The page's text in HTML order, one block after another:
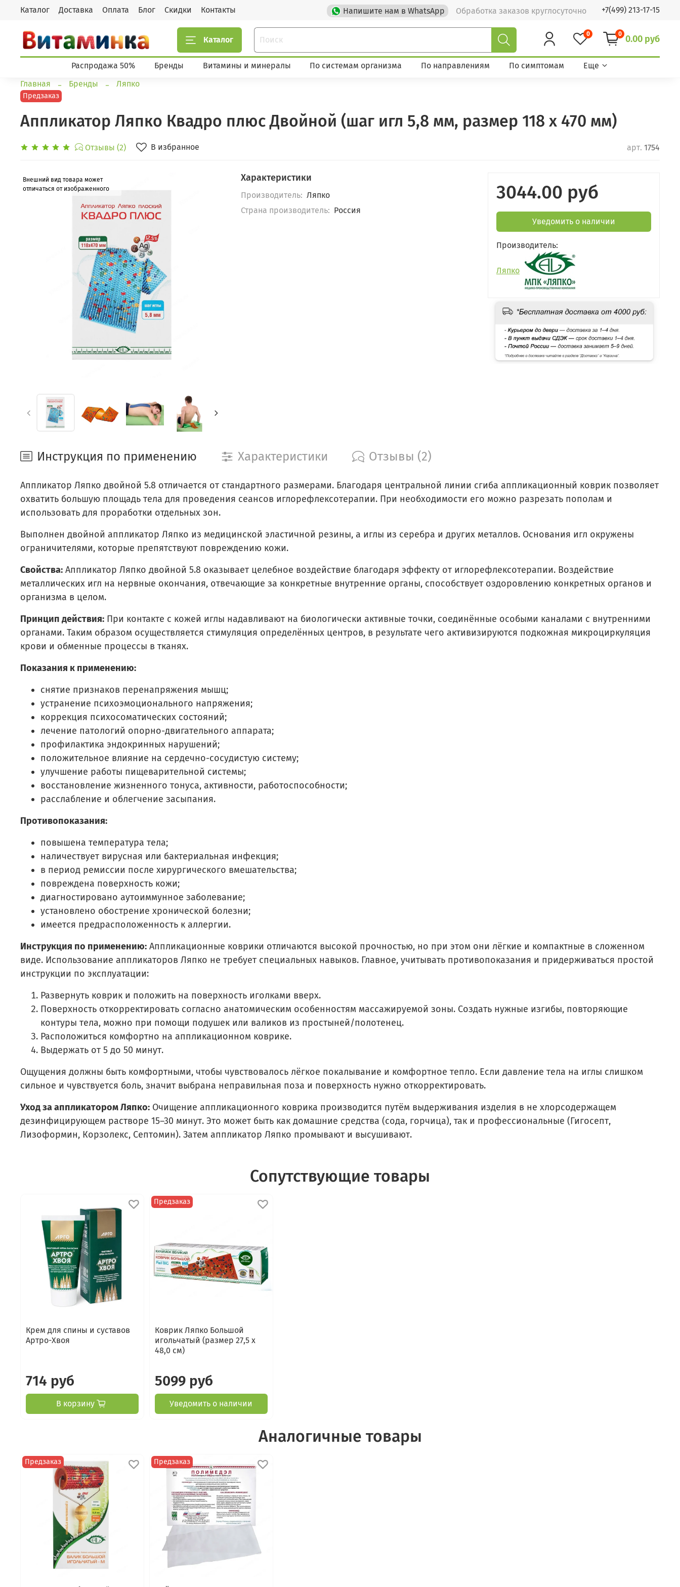
Каталог Доставка Оплата Блог Скидки Контакты Напишите нам в WhatsApp Обработка заказов круглосуточно +7(499) 213-17-15
Каталог
0 0 0.00 руб
Распродажа 50% Бренды Витамины и минералы По системам организма По направлениям По симптомам
Еще
Главная
Бренды Ляпко
Предзаказ
Аппликатор Ляпко Квадро плюс Двойной (шаг игл 5,8 мм, размер 118 х 470 мм)
Отзывы (2) В избранное арт. 1754
Внешний вид товара может
отличаться от изображенного
Характеристики
Производитель: Ляпко
Страна производитель: Россия
3044.00 руб
Уведомить о наличии
Производитель:
Ляпко
Инструкция по применению Характеристики Отзывы (2)
Аппликатор Ляпко двойной 5.8 отличается от стандартного размерами. Благодаря центральной линии сгиба аппликационный коврик позволяет
охватить большую площадь тела для проведения сеансов иглорефлексотерапии. При необходимости его можно разрезать пополам и
использовать для проработки отдельных зон.
Выполнен двойной аппликатор Ляпко из медицинской эластичной резины, а иглы из серебра и других металлов. Основания игл окружены
ограничителями, которые препятствуют повреждению кожи.
Свойства: Аппликатор Ляпко двойной 5.8 оказывает целебное воздействие благодаря эффекту от иглорефлексотерапии. Воздействие
металлических игл на нервные окончания, отвечающие за конкретные внутренние органы, способствует оздоровлению конкретных органов и
организма в целом.
Принцип действия: При контакте с кожей иглы надавливают на биологически активные точки, соединённые особыми каналами с внутренними
органами. Таким образом осуществляется стимуляция определённых центров, в результате чего активизируются подкожная микроциркуляция
крови и обменные процессы в тканях.
Показания к применению:
снятие признаков перенапряжения мышц;
устранение психоэмоционального напряжения;
коррекция психосоматических состояний;
лечение патологий опорно-двигательного аппарата;
профилактика эндокринных нарушений;
положительное влияние на сердечно-сосудистую систему;
улучшение работы пищеварительной системы;
восстановление жизненного тонуса, активности, работоспособности;
расслабление и облегчение засыпания.
Противопоказания:
повышена температура тела;
наличествует вирусная или бактериальная инфекция;
в период ремиссии после хирургического вмешательства;
повреждена поверхность кожи;
диагностировано аутоиммунное заболевание;
установлено обострение хронической болезни;
имеется предрасположенность к аллергии.
Инструкция по применению: Аппликационные коврики отличаются высокой прочностью, но при этом они лёгкие и компактные в сложенном
виде. Использование аппликаторов Ляпко не требует специальных навыков. Главное, учитывать противопоказания и придерживаться простой
инструкции по эксплуатации:
Развернуть коврик и положить на поверхность иголками вверх.
Поверхность откорректировать согласно анатомическим особенностям массажируемой зоны. Создать нужные изгибы, повторяющие
контуры тела, можно при помощи подушек или валиков из простыней/полотенец.
Расположиться комфортно на аппликационном коврике.
Выдержать от 5 до 50 минут.
Ощущения должны быть комфортными, чтобы чувствовалось лёгкое покалывание и комфортное тепло. Если давление тела на иглы слишком
сильное и чувствуется боль, значит выбрана неправильная поза и поверхность нужно откорректировать.
Уход за аппликатором Ляпко: Очищение аппликационного коврика производится путём выдерживания изделия в не хлорсодержащем
дезинфицирующем растворе 15–30 минут. Это может быть как домашние средства (сода, горчица), так и профессиональные (Гигосепт,
Лизоформин, Корзолекс, Септомин). Затем аппликатор Ляпко промывают и высушивают.
Сопутствующие товары
Крем для спины и суставов
Артро-Хвоя
714 руб
В корзину
Предзаказ
Коврик Ляпко Большой
игольчатый (размер 27,5 х
48,0 см)
5099 руб
Уведомить о наличии
Аналогичные товары
Предзаказ Предзаказ